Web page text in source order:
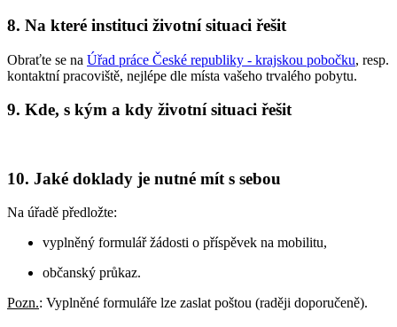
8. Na které instituci životní situaci řešit
Obraťte se na Úřad práce České republiky - krajskou pobočku, resp.
kontaktní pracoviště, nejlépe dle místa vašeho trvalého pobytu.
9. Kde, s kým a kdy životní situaci řešit
10. Jaké doklady je nutné mít s sebou
Na úřadě předložte:
vyplněný formulář žádosti o příspěvek na mobilitu,
občanský průkaz.
Pozn.: Vyplněné formuláře lze zaslat poštou (raději doporučeně).